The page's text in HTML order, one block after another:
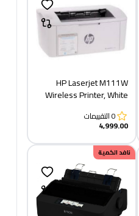
HP Laserjet M111W
Wireless Printer, White
0التقييمات
4,999.00
نافد الكمية